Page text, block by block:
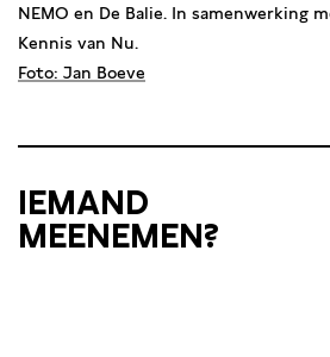
NEMO en De Balie. In samenwerking
Kennis van Nu.
Foto: Jan Boeve
IEMAND
MEENEMEN?